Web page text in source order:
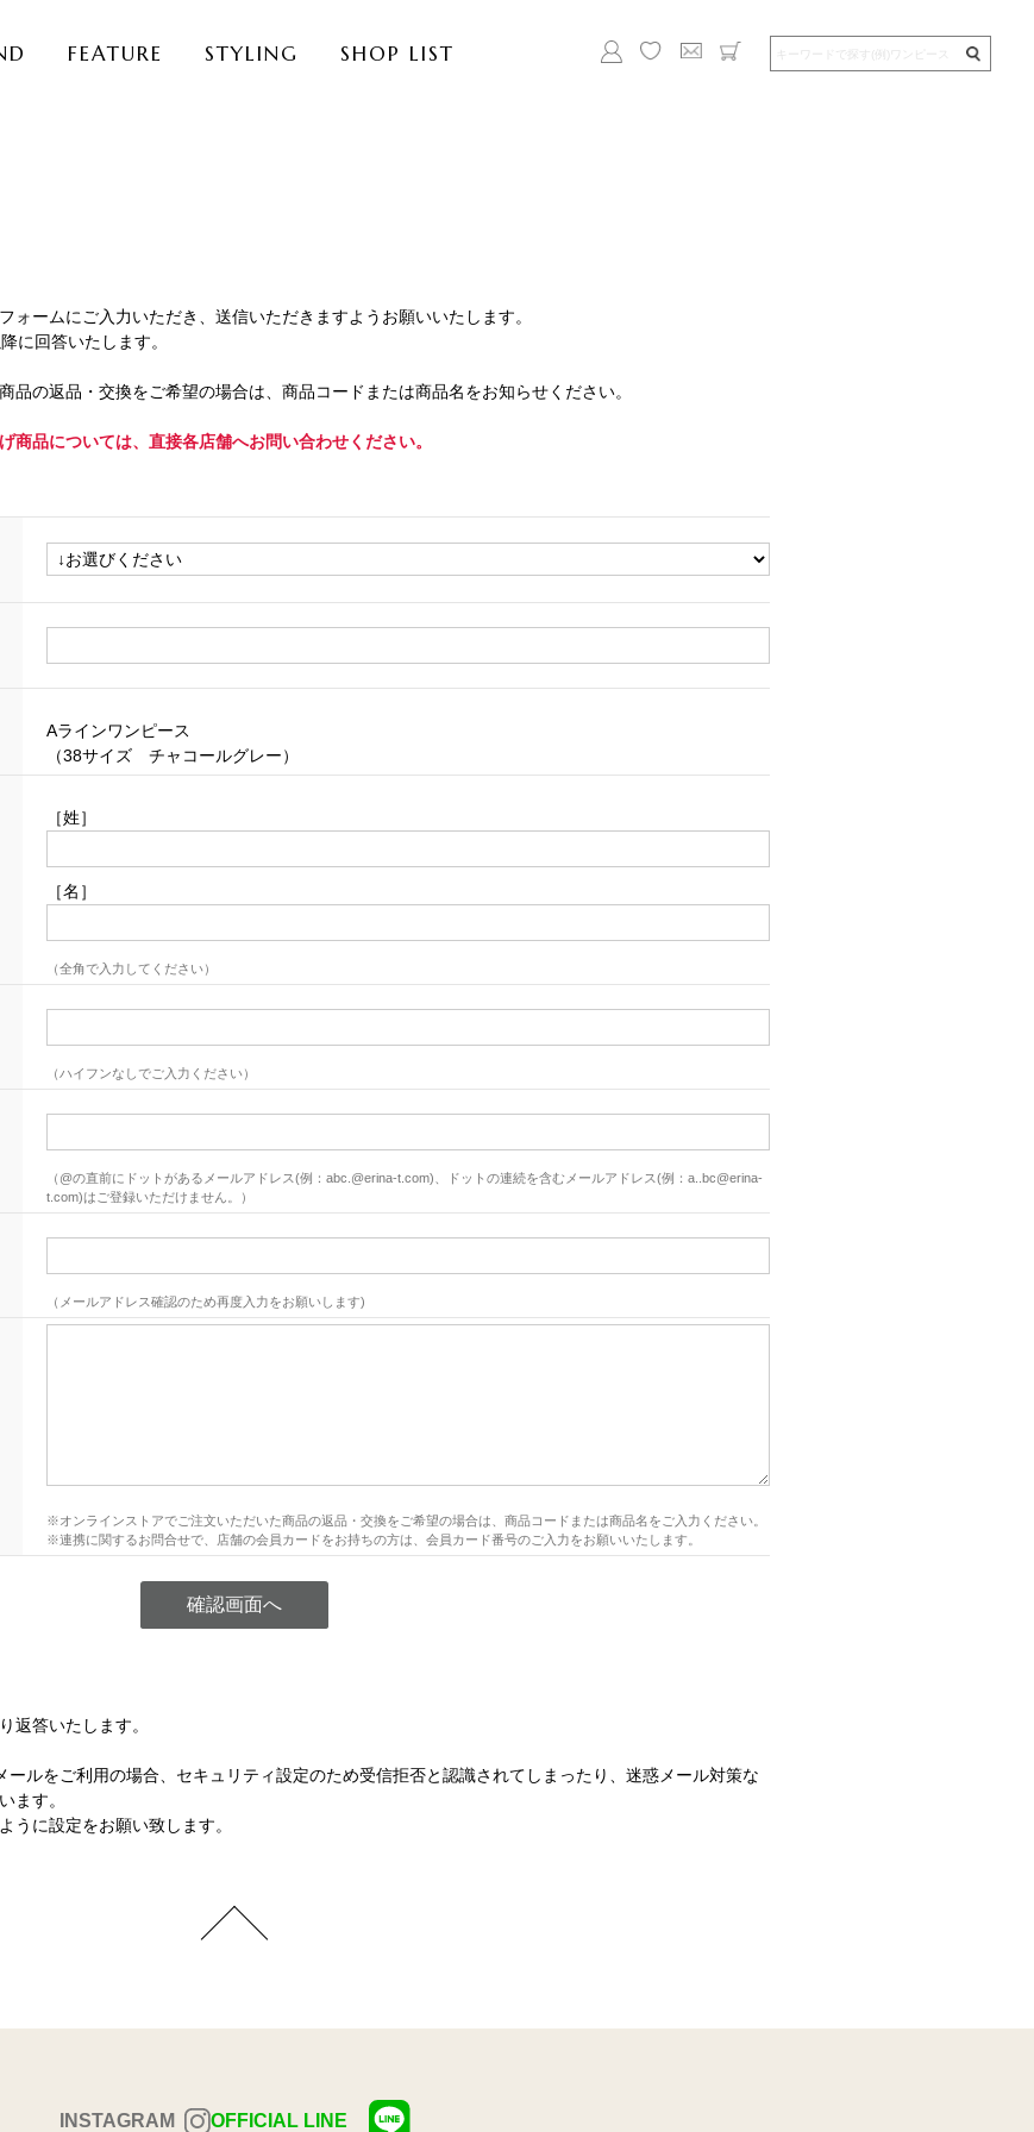
FEATURE STYLING SHOP LIST
ォームにご入力いただき、送信いただきますようお願いいたします。
に回答いたします。
の返品・交換をご希望の場合は、商品コードまたは商品名をお知らせください。
品については、直接各店舗へお問い合わせください。
Aラインワンピース
（38サイズ チャコールグレー）
［姓］
［名］
（全角で入力してください）
（ハイフンなしでご入力ください）
（@の直前にドットがあるメールアドレス(例：abc.@erina-t.com)、ドットの連続を含むメールアドレス(例：a..bc@erina-
t.com)はご登録いただけません。）
（メールアドレス確認のため再度入力をお願いします)
※オンラインストアでご注文いただいた商品の返品・交換をご希望の場合は、商品コードまたは商品名をご入力ください。
※連携に関するお問合せで、店舗の会員カードをお持ちの方は、会員カード番号のご入力をお願いいたします。
返答いたします。
ルをご利用の場合、セキュリティ設定のため受信拒否と認識されてしまったり、迷惑メール対策な
ます。
うに設定をお願い致します。
INSTAGRAM OFFICIAL LINE